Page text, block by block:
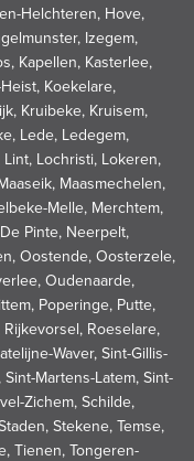
Helchteren, Hove,
Izegem,
Kapellen, Kasterlee,
Koekelare,
Kruibeke, Kruisem,
Lede, Ledegem,
Lochristi, Lokeren,
Maasmechelen,
Melle, Merchtem,
Pinte, Neerpelt,
Oostende, Oosterzele,
Oudenaarde,
Poperinge, Putte,
Rijkevorsel, Roeselare,
Waver, Sint-Gillis-
Martens-Latem, Sint-
Zichem, Schilde,
Stekene, Temse,
Tienen, Tongeren-